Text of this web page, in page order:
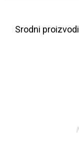
Srodni proizvodi